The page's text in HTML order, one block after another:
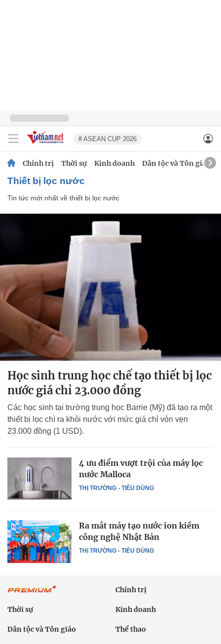
# ASEAN CUP 2026
Chính trị Thời sự Kinh doanh Dân tộc và Tôn giáo
thiết bị lọc nước
Tin tức mới nhất về thiết bị lọc nước
Học sinh trung học chế tạo thiết bị lọc
nước giá chỉ 23.000 đồng
Các học sinh tại trường trung học Barrie (Mỹ) đã tạo ra một
thiết bị lọc chì ra khỏi nước với mức giá chỉ vỏn vẹn
23.000 đồng (1 USD).
THỊ TRƯỜNG - TIÊU DÙNG
4 ưu điểm vượt trội của máy lọc
nước Malloca
THỊ TRƯỜNG - TIÊU DÙNG
Ra mắt máy tạo nước ion kiềm
công nghệ Nhật Bản
Chính trị
Thời sự Kinh doanh
Dân tộc và Tôn giáo Thể thao